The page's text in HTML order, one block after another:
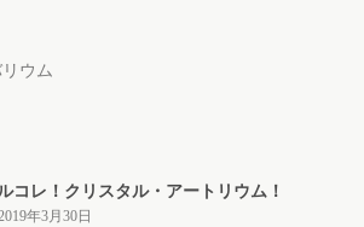
ウム
コレ！クリスタル・アートリウム！
年3月30日